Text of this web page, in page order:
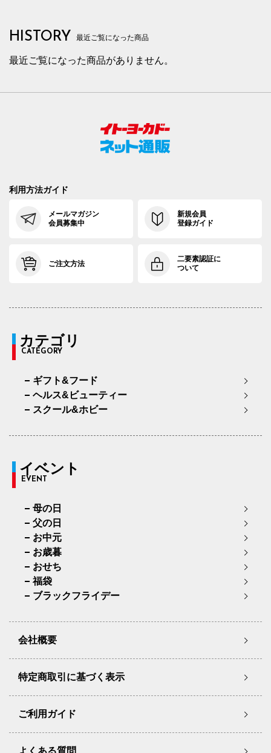
HISTORY 最近ご覧になった商品
最近ご覧になった商品がありません。
利用方法ガイド
メールマガジン
会員募集中
新規会員
登録ガイド
ご注文方法
二要素認証に
ついて
カテゴリ
CATEGORY
ギフト&フード
ヘルス&ビューティー
スクール&ホビー
イベント
EVENT
母の日
父の日
お中元
お歳暮
おせち
福袋
ブラックフライデー
会社概要
特定商取引に基づく表示
ご利用ガイド